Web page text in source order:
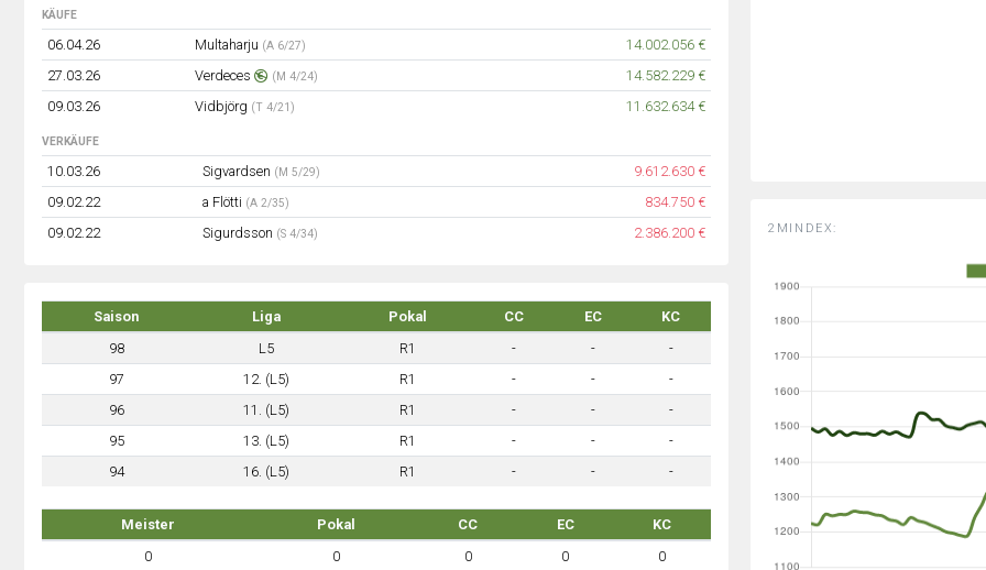
KÄUFE
06.04.26 Multaharju (A 6/27)
14.002.056 €
27.03.26
Verdeces (M 4/24)
14.582.229 €
09.03.26
Vidbjörg (T 4/21) 11.632.634 €
VERKÄUFE
10.03.26 Sigvardsen (M 5/29)
9.612.630 €
09.02.22
a Flötti (A 2/35)
834.750 €
09.02.22
Sigurdsson (S 4/34) 2.386.200 €
Saison Liga Pokal CC EC
KC
98
L5 R1 - -
-
97
12. (L5) R1 - -
-
96
11. (L5) R1 - -
-
95
13. (L5) R1 - -
-
94
16. (L5) R1 - - -
Meister Pokal CC EC
KC
0
0 0 0 0
2MINDEX: